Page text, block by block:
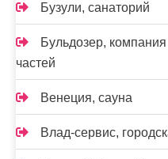
Бузули, санаторий
Бульдозер,
частей
Венеция, сауна
Влад-сервис,